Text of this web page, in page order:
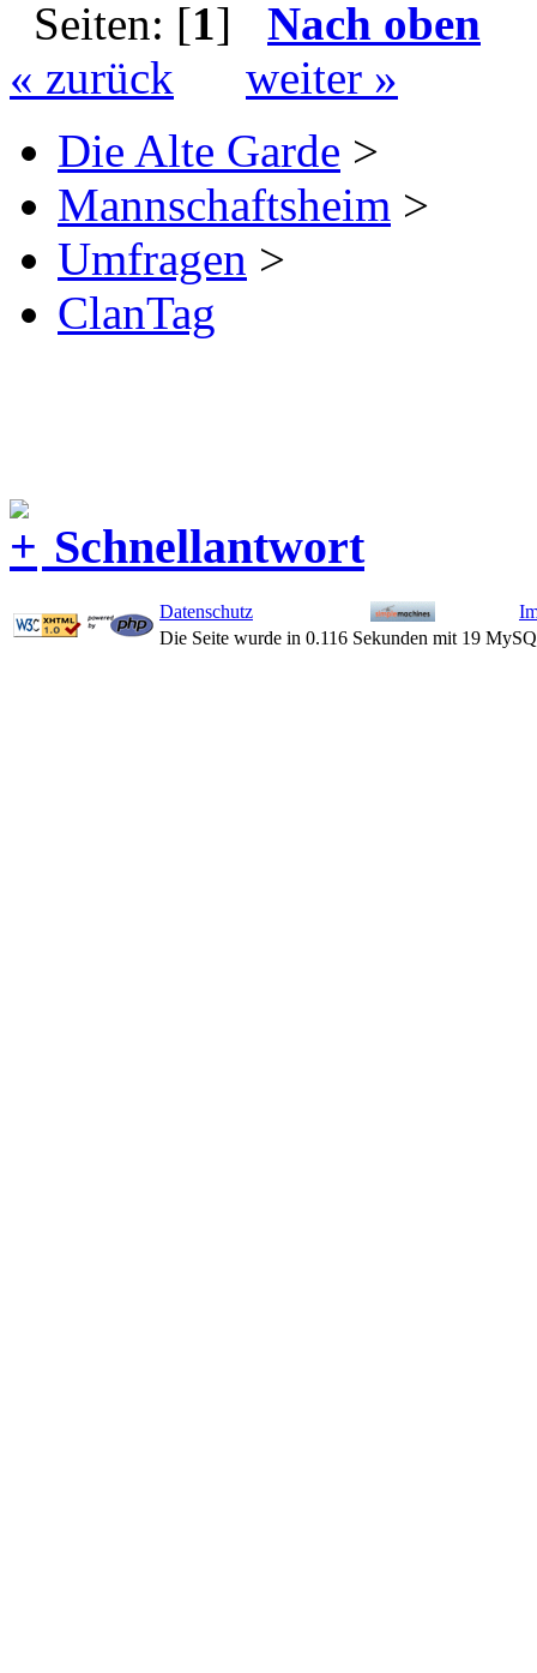
Seiten: [1] Nach oben
« zurück
weiter »
Die Alte Garde >
Mannschaftsheim >
Umfragen >
ClanTag
Schnellantwort
Datenschutz
Die Seite wurde in 0.116 Sekunden mit 19